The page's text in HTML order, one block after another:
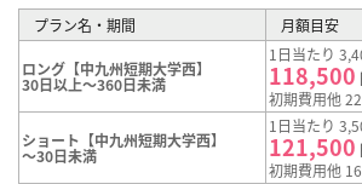
プラン名・期間 月額目安
ロング【中九州短期大学西】
30日以上～360日未満
1日当たり
118,500
初期費用他
ショート【中九州短期大学西】
～30日未満
1日当たり
121,500
初期費用他